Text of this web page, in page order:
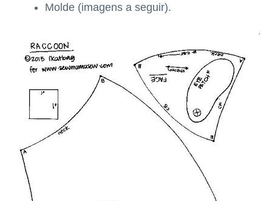
Molde (imagens a seguir).